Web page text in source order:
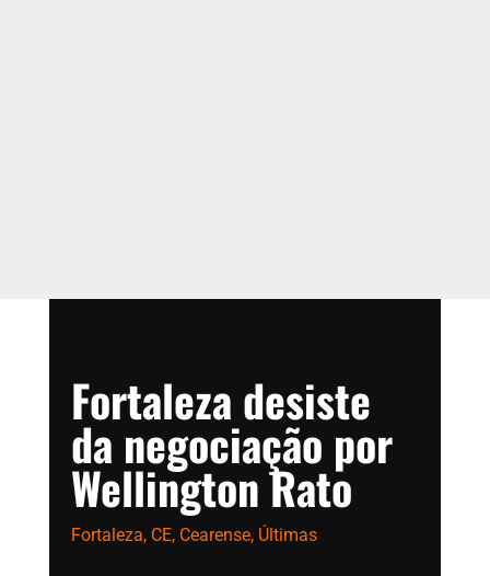
Fortaleza desiste
da negociação por
Wellington Rato
Fortaleza, CE, Cearense, Últimas